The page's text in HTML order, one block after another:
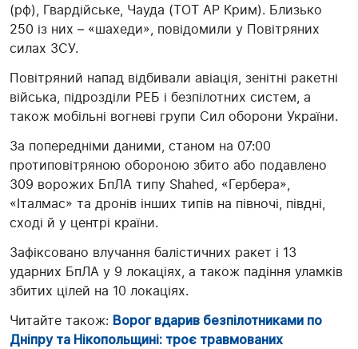
(рф), Гвардійське, Чауда (ТОТ АР Крим). Близько
250 із них – «шахеди», повідомили у Повітряних
силах ЗСУ.
Повітряний напад відбивали авіація, зенітні ракетні
війська, підрозділи РЕБ і безпілотних систем, а
також мобільні вогневі групи Сил оборони України.
За попередніми даними, станом на 07:00
протиповітряною обороною збито або подавлено
309 ворожих БпЛА типу Shahed, «Гербера»,
«Італмас» та дронів інших типів на півночі, півдні,
сході й у центрі країни.
Зафіксовано влучання балістичних ракет і 13
ударних БпЛА у 9 локаціях, а також падіння уламків
збитих цілей на 10 локаціях.
Читайте також: Ворог вдарив безпілотниками по
Дніпру та Нікопольщині: троє травмованих